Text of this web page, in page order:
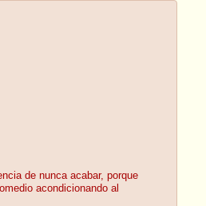
de nunca acabar, porque
acondicionando al